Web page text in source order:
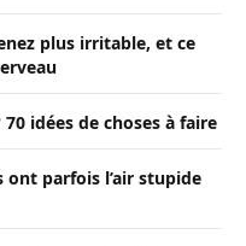
plus irritable, et ce
idées de choses à faire
parfois l’air stupide